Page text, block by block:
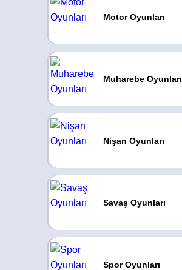
Motor Oyunları
Muharebe Oyunları
Nişan Oyunları
Savaş Oyunları
Spor Oyunları